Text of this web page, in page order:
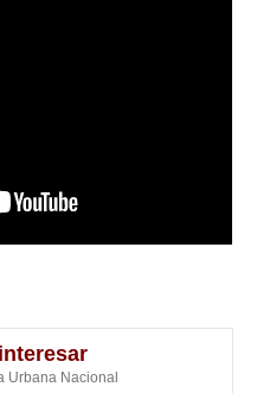
Urbana Nacional